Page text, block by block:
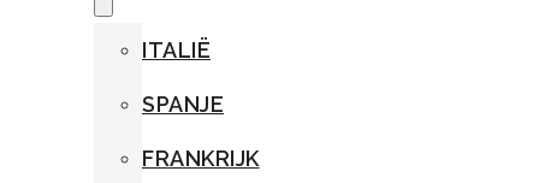
ITALIË
SPANJE
FRANKRIJK